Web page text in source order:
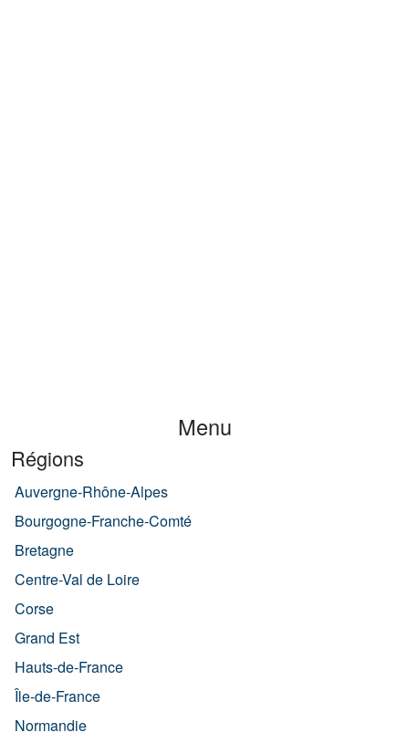
Menu
Régions
Auvergne-Rhône-Alpes
Bourgogne-Franche-Comté
Bretagne
Centre-Val de Loire
Corse
Grand Est
Hauts-de-France
Île-de-France
Normandie